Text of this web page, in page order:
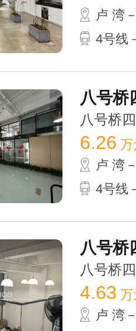
卢 湾
4号线
八号桥
八号桥
6.26 万
卢 湾
4号线
八号桥
八号桥
4.63 万
卢 湾